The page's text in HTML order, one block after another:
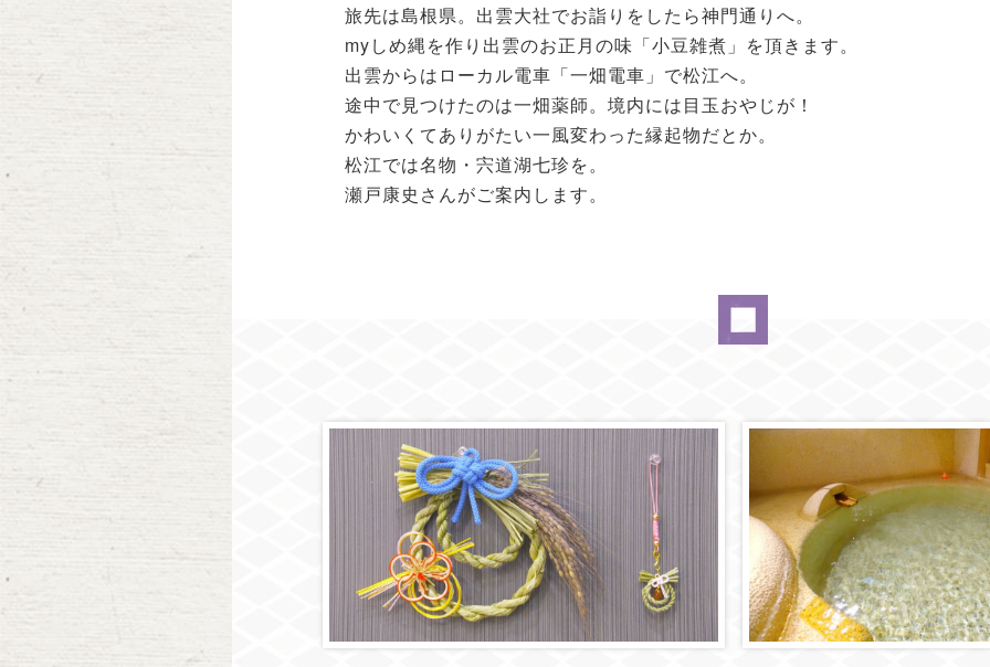
旅先は島根県。出雲大社でお詣りをしたら神門通りへ。
myしめ縄を作り出雲のお正月の味「小豆雑煮」を頂きます。
出雲からはローカル電車「一畑電車」で松江へ。
途中で見つけたのは一畑薬師。境内には目玉おやじが！
かわいくてありがたい一風変わった縁起物だとか。
松江では名物・宍道湖七珍を。
瀬戸康史さんがご案内します。